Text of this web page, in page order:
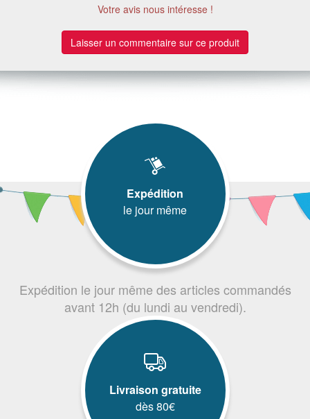
Votre avis nous intéresse !
Laisser un commentaire sur ce produit
Expédition
le jour même
Expédition le jour même des articles commandés
avant 12h (du lundi au vendredi).
Livraison gratuite
dès 80€